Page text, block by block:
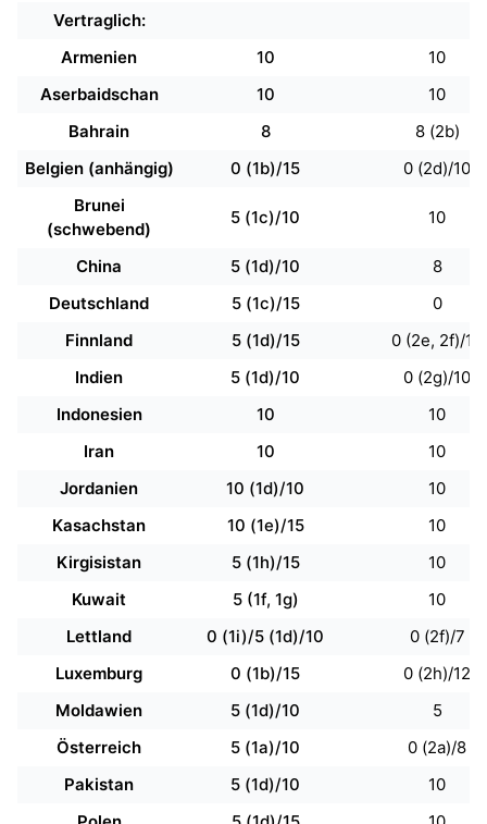
Vertraglich:
Armenien
10
10
Aserbaidschan
10
10
Bahrain
8
8 (2b)
Belgien (anhängig)
0 (1b)/15
0 (2d)/10
Brunei
(schwebend)
5 (1c)/10 10
China 5 (1d)/10
8
Deutschland
5 (1c)/15
0
Finnland
5 (1d)/15
0 (2e, 2f)/10
Indien
5 (1d)/10
0 (2g)/10
Indonesien
10
10
Iran
10
10
Jordanien
10 (1d)/10
10
Kasachstan
10 (1e)/15
10
Kirgisistan
5 (1h)/15
10
Kuwait
5 (1f, 1g)
10
Lettland
0 (1i)/5 (1d)/10
0 (2f)/7
Luxemburg
0 (1b)/15
0 (2h)/12
Moldawien
5 (1d)/10
5
Österreich
5 (1a)/10
0 (2a)/8
Pakistan
5 (1d)/10
10